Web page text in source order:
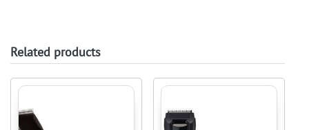
Related products